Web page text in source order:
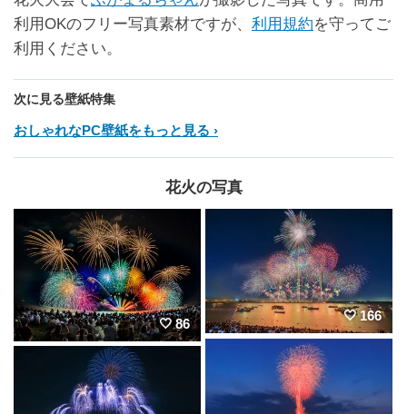
利用OKのフリー写真素材ですが、 利用規約を守ってご
利用ください。
次に見る壁紙特集
おしゃれなPC壁紙をもっと見る
花火の写真
86
166